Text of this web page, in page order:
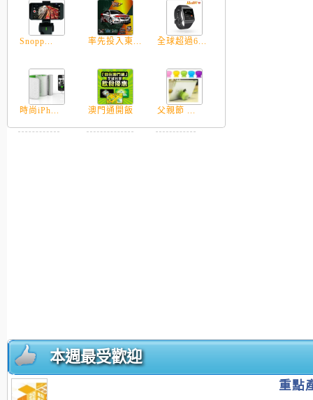
Snopp... 率先投入東... 全球超過6...
時尚iPh... 澳門通開飯 父親節 ...
本週最受歡迎
重點